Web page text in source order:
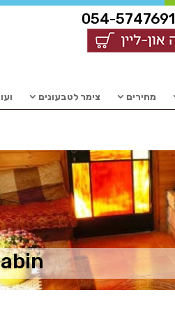
054-5747691
מחירים צימר לטבעונים